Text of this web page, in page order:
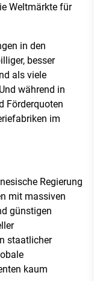
Weltmärkte für
in den
besser
als viele
während in
Förderquoten
im
Regierung
mit massiven
günstigen
staatlicher
kaum